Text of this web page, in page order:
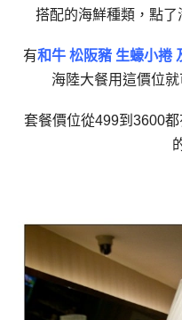
搭配的海鮮種類，點
有和牛 松阪豬 生蠔小捲
海陸大餐用這價位
套餐價位從499到3600